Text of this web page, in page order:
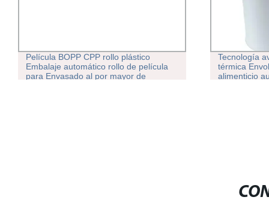
Película BOPP CPP rollo plástico
Embalaje automático rollo de película
para Envasado al por mayor de
Tecnología
térmica
alimenticio